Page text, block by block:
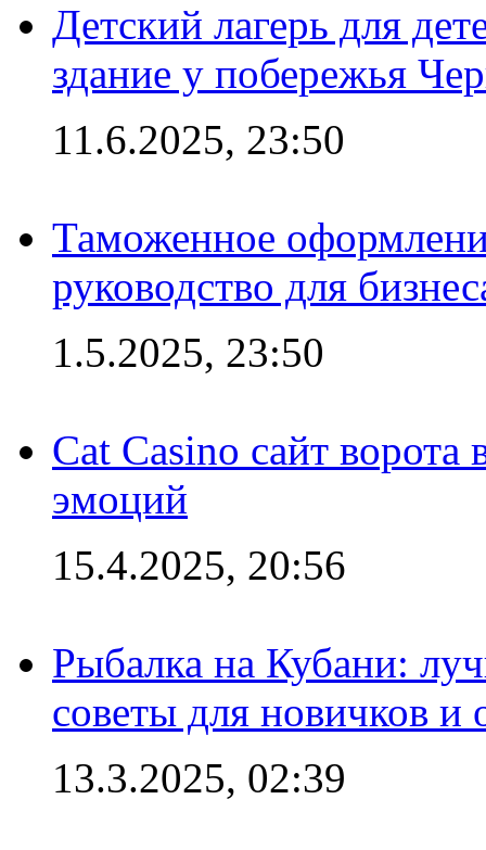
Детский лагерь для
здание у побережья
11.6.2025, 23:50
Таможенное
руководство для
1.5.2025, 23:50
Cat Casino сайт
эмоций
15.4.2025, 20:56
Рыбалка на Кубани:
советы для новичков
13.3.2025, 02:39